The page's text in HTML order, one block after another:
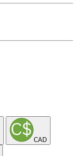
CAD